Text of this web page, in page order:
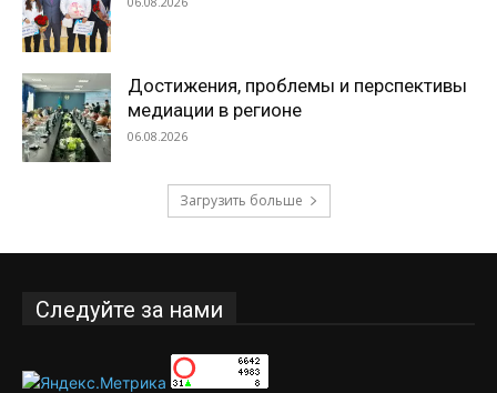
Достижения, проблемы и перспективы
медиации в регионе
06.08.2026
Загрузить больше
Следуйте за нами